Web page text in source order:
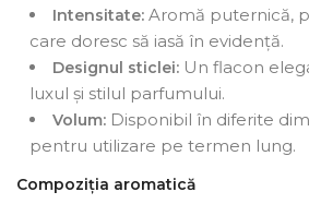
Intensitate: Aromă puternică,
care doresc să iasă în evidență.
Designul sticlei: Un flacon
luxul și stilul parfumului.
Volum: Disponibil în diferite
pentru utilizare pe termen lung.
Compoziția aromatică